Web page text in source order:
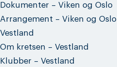
Dokumenter – Viken og Oslo
Arrangement – Viken og Oslo
Vestland
Om kretsen – Vestland
Klubber – Vestland